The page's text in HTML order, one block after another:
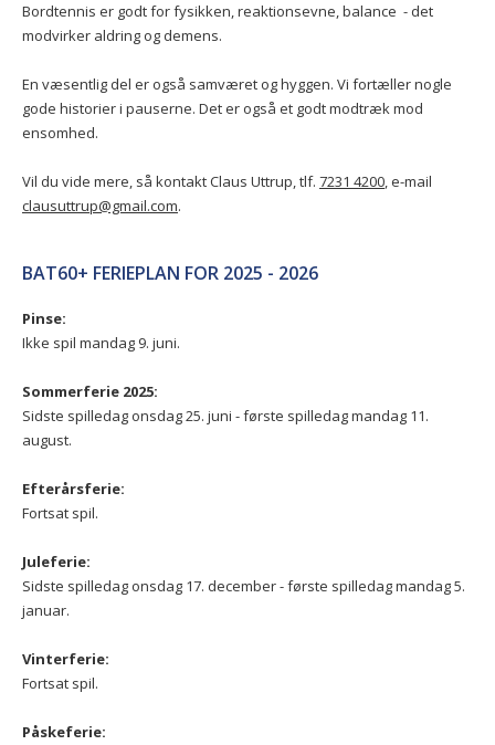
Bordtennis er godt for fysikken, reaktionsevne, balance - det
modvirker aldring og demens.
En væsentlig del er også samværet og hyggen. Vi fortæller nogle
gode historier i pauserne. Det er også et godt modtræk mod
ensomhed.
Vil du vide mere, så kontakt Claus Uttrup, tlf. 7231 4200, e-mail
clausuttrup@gmail.com.
BAT60+ FERIEPLAN FOR 2025 - 2026
Pinse:
Ikke spil mandag 9. juni.
Sommerferie 2025:
Sidste spilledag onsdag 25. juni - første spilledag mandag 11.
august.
Efterårsferie:
Fortsat spil.
Juleferie:
Sidste spilledag onsdag 17. december - første spilledag mandag 5.
januar.
Vinterferie:
Fortsat spil.
Påskeferie: